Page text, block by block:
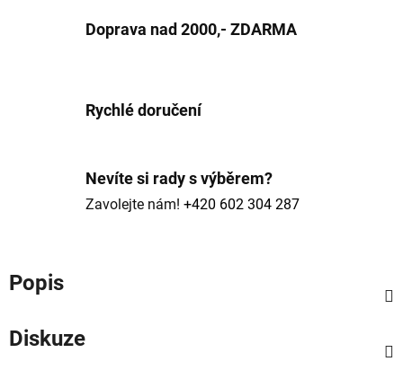
Doprava nad 2000,- ZDARMA
Rychlé doručení
Nevíte si rady s výběrem?
Zavolejte nám! +420 602 304 287
Popis
Diskuze